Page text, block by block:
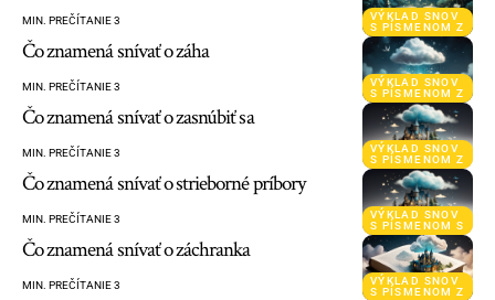
VÝKLAD SNOV
S PÍSMENOM Z
MIN. PREČÍTANIE 3
VÝKLAD SNOV
S PÍSMENOM Z
Čo znamená snívať o záha
MIN. PREČÍTANIE 3
VÝKLAD SNOV
S PÍSMENOM Z
Čo znamená snívať o zasnúbiť sa
MIN. PREČÍTANIE 3
VÝKLAD SNOV
S PÍSMENOM S
Čo znamená snívať o strieborné príbory
MIN. PREČÍTANIE 3
VÝKLAD SNOV
S PÍSMENOM Z
Čo znamená snívať o záchranka
MIN. PREČÍTANIE 3